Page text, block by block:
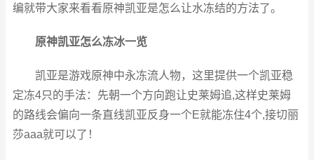
编就带大家来看看原神凯亚是怎么让水冻结的方法了。
原神凯亚怎么冻冰一览
凯亚是游戏原神中永冻流人物，这里提供一个凯亚稳
定冻4只的手法：先朝一个方向跑让史莱姆追,这样史莱姆
的路线会偏向一条直线凯亚反身一个E就能冻住4个,接切丽
莎aaa就可以了！